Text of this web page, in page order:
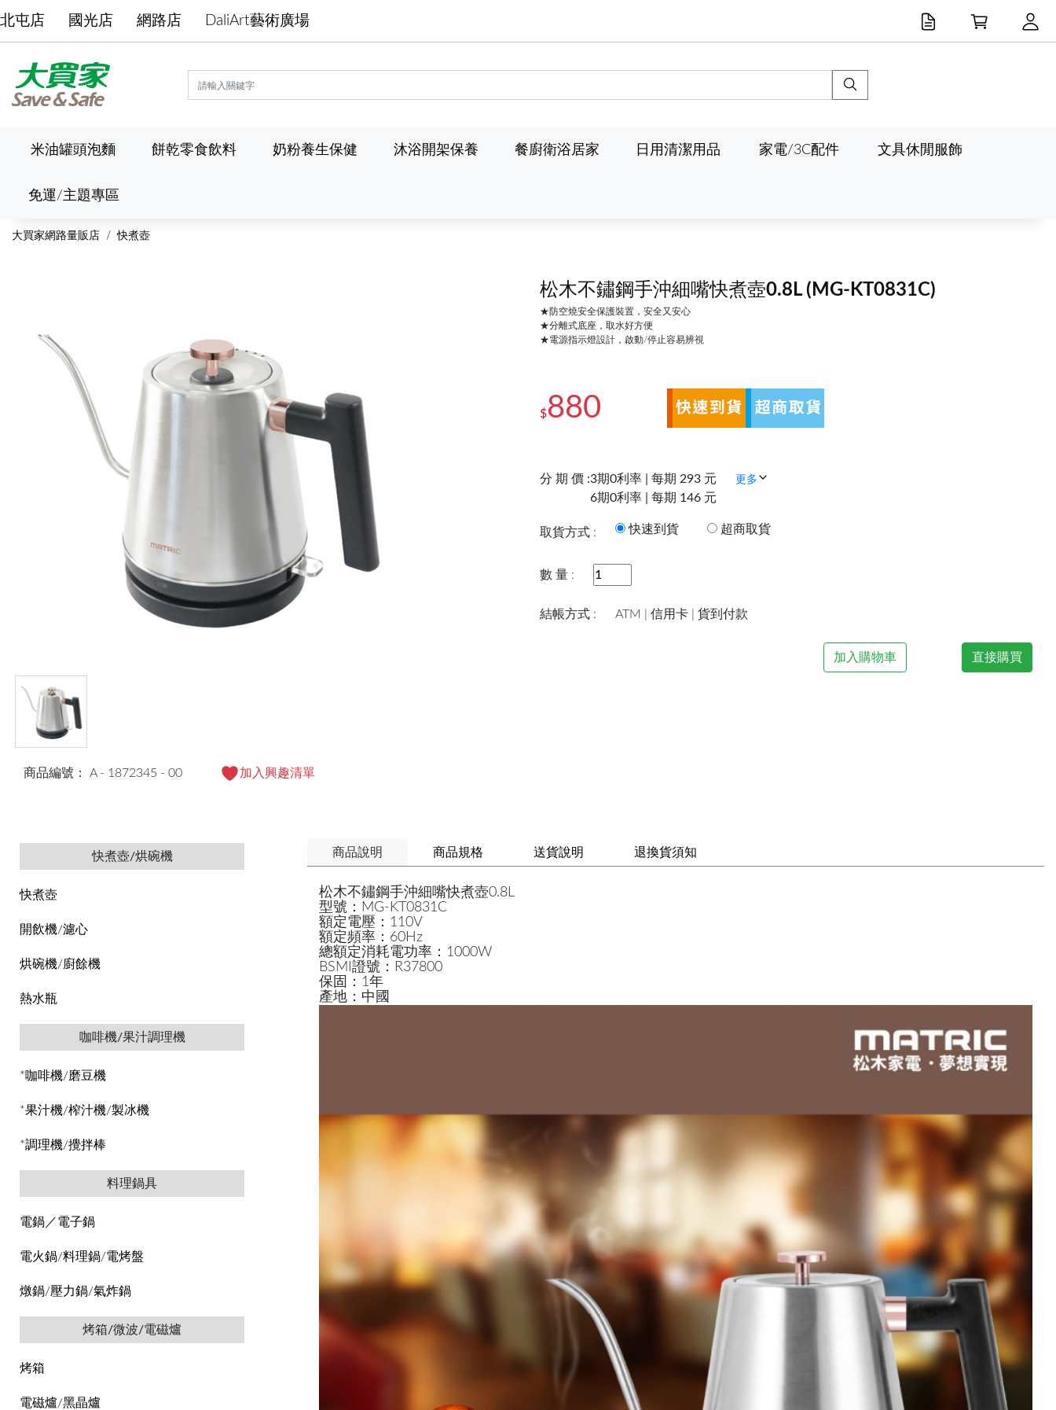
北屯店 國光店 網路店 DaliArt藝術廣場
米油罐頭泡麵 餅乾零食飲料 奶粉養生保健 沐浴開架保養 餐廚衛浴居家 日用清潔用品 家電/3C配件 文具休閒服飾
免運/主題專區
大買家網路量販店 快煮壺
商品編號： A - 1872345 - 00 加入興趣清單
松木不鏽鋼手沖細嘴快煮壺0.8L (MG-KT0831C)
★防空燒安全保護裝置，安全又安心
★分離式底座，取水好方便
★電源指示燈設計，啟動/停止容易辨視
$880
分 期 價 :3期0利率 | 每期 293 元
6期0利率 | 每期 146 元
更多
取貨方式 : 快速到貨 超商取貨
數 量 :
結帳方式 : ATM | 信用卡 | 貨到付款
加入購物車 直接購買
快煮壺/烘碗機
快煮壺
開飲機/濾心
烘碗機/廚餘機
熱水瓶
咖啡機/果汁調理機
*咖啡機/磨豆機
*果汁機/榨汁機/製冰機
*調理機/攪拌棒
料理鍋具
電鍋／電子鍋
電火鍋/料理鍋/電烤盤
燉鍋/壓力鍋/氣炸鍋
烤箱/微波/電磁爐
烤箱
電磁爐/黑晶爐
商品說明 商品規格 送貨說明 退換貨須知
松木不鏽鋼手沖細嘴快煮壺0.8L
型號：MG-KT0831C
額定電壓：110V
額定頻率：60Hz
總額定消耗電功率：1000W
BSMI證號：R37800
保固：1年
產地：中國